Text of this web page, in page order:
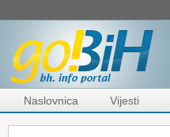
Naslovnica Vijesti